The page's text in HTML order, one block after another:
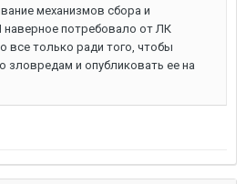
механизмов сбора и
потребовало от ЛК
все только ради того, чтобы
зловредам и опубликовать ее на